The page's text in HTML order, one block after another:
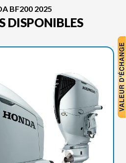
BF200 2025
DISPONIBLES